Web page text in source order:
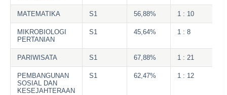
MATEMATIKA S1 56,88% 1 : 10
MIKROBIOLOGI
PERTANIAN
S1 45,64% 1 : 8
PARIWISATA S1 67,88% 1 : 21
PEMBANGUNAN
SOSIAL DAN
KESEJAHTERAAN
S1 62,47% 1 : 12